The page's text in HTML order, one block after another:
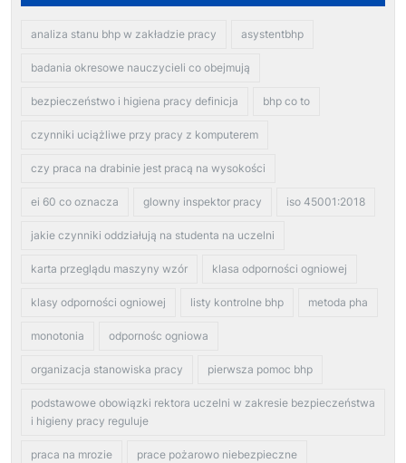
analiza stanu bhp w zakładzie pracy asystentbhp
badania okresowe nauczycieli co obejmują
bezpieczeństwo i higiena pracy definicja bhp co to
czynniki uciążliwe przy pracy z komputerem
czy praca na drabinie jest pracą na wysokości
ei 60 co oznacza glowny inspektor pracy iso 45001:2018
jakie czynniki oddziałują na studenta na uczelni
karta przeglądu maszyny wzór klasa odporności ogniowej
klasy odporności ogniowej listy kontrolne bhp metoda pha
monotonia odpornośc ogniowa
organizacja stanowiska pracy pierwsza pomoc bhp
podstawowe obowiązki rektora uczelni w zakresie bezpieczeństwa
i higieny pracy reguluje
praca na mrozie prace pożarowo niebezpieczne